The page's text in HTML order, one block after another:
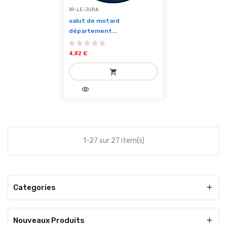
39-LE-JURA
salut de motard
département...
4,82 €
shopping_cart
add_shopping_cartvisibility
1-27 sur 27 item(s)
Categories 
Nouveaux Produits 